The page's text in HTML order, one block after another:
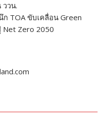
วน.
ก TOA ขับเคลื่อน Green
Net Zero 2050